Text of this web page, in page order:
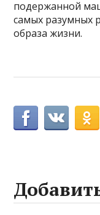
подержанной
самых разумных
образа жизни.